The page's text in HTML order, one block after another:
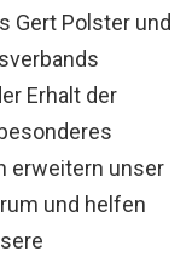
Gert Polster und
Erhalt der
erweitern unser
und helfen